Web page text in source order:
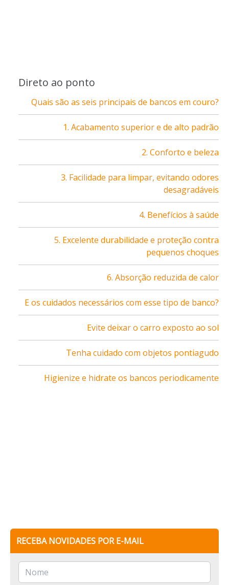
Direto ao ponto
Quais são as seis principais de bancos em couro?
1. Acabamento superior e de alto padrão
2. Conforto e beleza
3. Facilidade para limpar, evitando odores
desagradáveis
4. Benefícios à saúde
5. Excelente durabilidade e proteção contra
pequenos choques
6. Absorção reduzida de calor
E os cuidados necessários com esse tipo de banco?
Evite deixar o carro exposto ao sol
Tenha cuidado com objetos pontiagudo
Higienize e hidrate os bancos periodicamente
RECEBA NOVIDADES POR E-MAIL